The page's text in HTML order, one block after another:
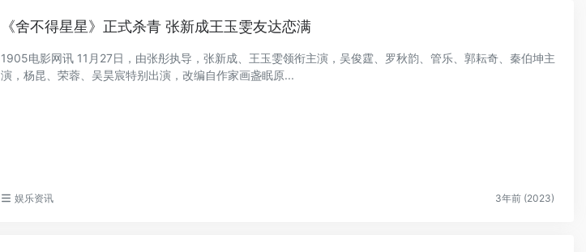
《舍不得星星》正式杀青 张新成王玉雯友达恋满
1905电影网讯 11月27日，由张彤执导，张新成、王玉雯领衔主演，吴俊霆、罗秋韵、管乐、郭耘奇、秦伯坤主
演，杨昆、荣蓉、吴昊宸特别出演，改编自作家画盏眠原...
娱乐资讯 3年前 (2023)